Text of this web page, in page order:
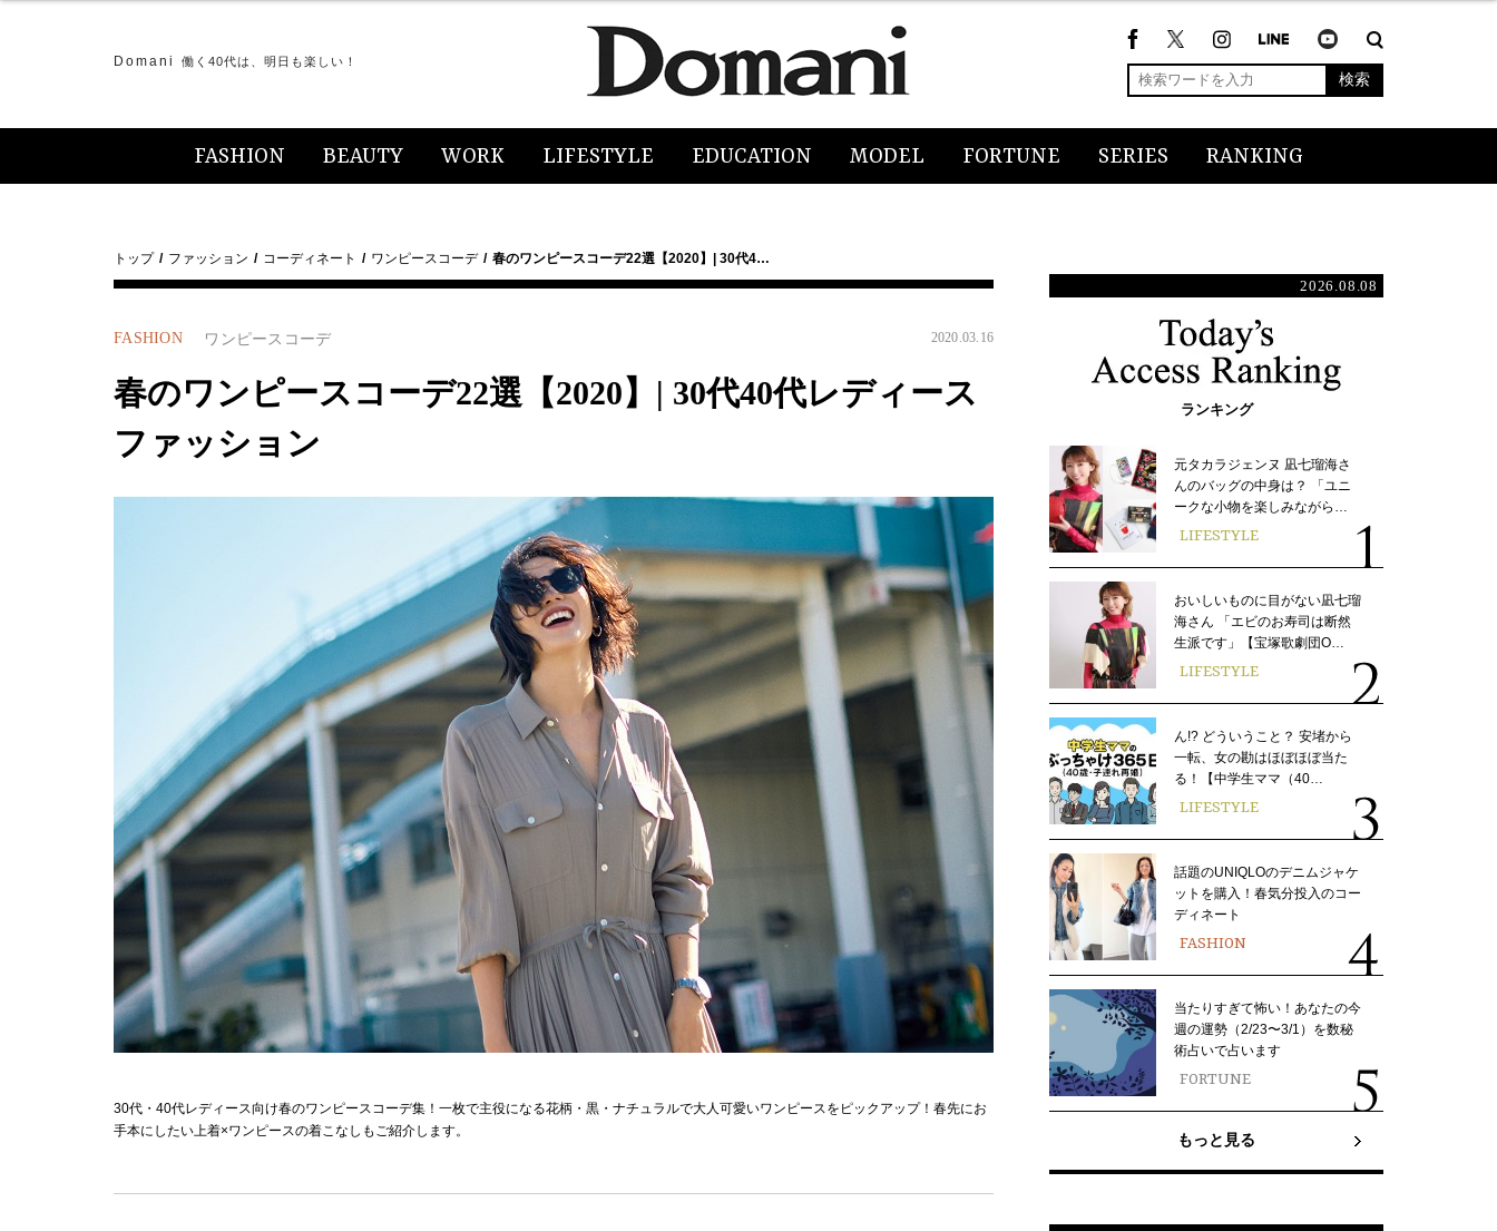
Domani 働く40代は、明日も楽しい！
検索
FASHION BEAUTY WORK LIFESTYLE EDUCATION MODEL FORTUNE SERIES RANKING
トップ ファッション コーディネート ワンピースコーデ 春のワンピースコーデ22選【2020】| 30代4…
FASHION ワンピースコーデ 2020.03.16
春のワンピースコーデ22選【2020】| 30代40代レディース
ファッション
30代・40代レディース向け春のワンピースコーデ集！一枚で主役になる花柄・黒・ナチュラルで大人可愛いワンピースをピックアップ！春先にお
手本にしたい上着×ワンピースの着こなしもご紹介します。
2026.08.08
ランキング
元タカラジェンヌ 凪七瑠海さ
んのバッグの中身は？ 「ユニ
ークな小物を楽しみながら…
LIFESTYLE
おいしいものに目がない凪七瑠
海さん 「エビのお寿司は断然
生派です」【宝塚歌劇団O…
LIFESTYLE
ん!? どういうこと？ 安堵から
一転、女の勘はほぼほぼ当た
る！【中学生ママ（40…
LIFESTYLE
話題のUNIQLOのデニムジャケ
ットを購入！春気分投入のコー
ディネート
FASHION
当たりすぎて怖い！あなたの今
週の運勢（2/23〜3/1）を数秘
術占いで占います
FORTUNE
もっと見る